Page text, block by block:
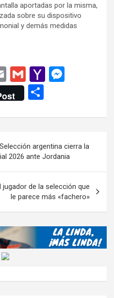
aportadas por la misma,
sobre su dispositivo
y demás medidas
E
m
ail
G
m
ail
Y
o
M
ail
n
er
m
ar
tir
argentina cierra la
2026 ante Jordania
de la selección que
le parece más «fachero»